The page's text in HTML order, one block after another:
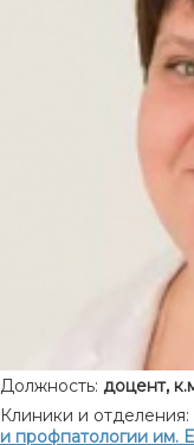
Должность: доцент,
Клиники и отделения:
и профпатологии им.